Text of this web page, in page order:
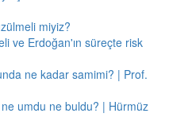
miyiz?
ve Erdoğan'ın süreçte risk
ne kadar samimi? | Prof.
umdu ne buldu? | Hürmüz